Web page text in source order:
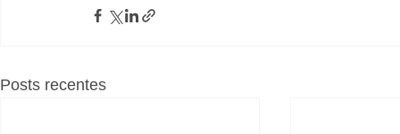
Posts recentes